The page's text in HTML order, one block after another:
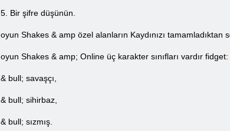
5. Bir şifre düşünün.
oyun Shakes & amp özel alanların Kaydınızı tamamladıktan
oyun Shakes & amp; Online üç karakter sınıfları vardır fidget:
& bull; savaşçı,
& bull; sihirbaz,
& bull; sızmış.